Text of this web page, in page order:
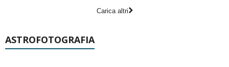
Carica altri
ASTROFOTOGRAFIA